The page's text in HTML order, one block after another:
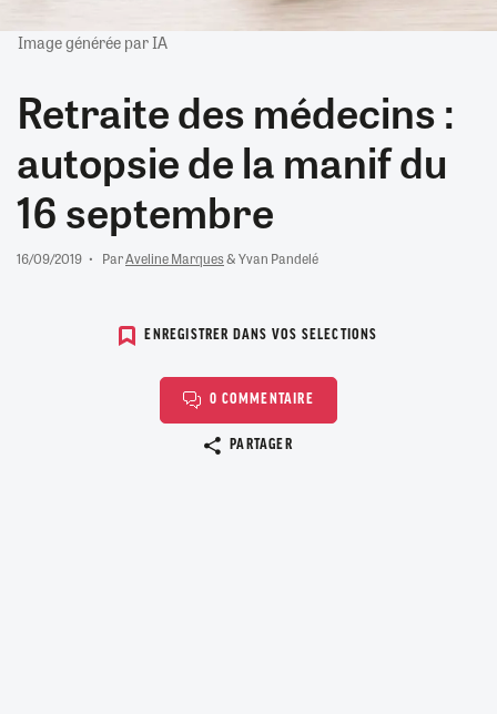
Image générée par IA
Retraite des médecins :
autopsie de la manif du
16 septembre
16/09/2019 ParAveline Marques& Yvan Pandelé
ENREGISTRER DANS VOS SELECTIONS
0 COMMENTAIRE
PARTAGER